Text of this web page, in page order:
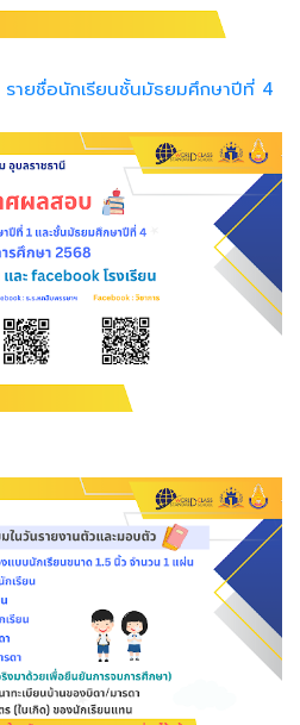
รายชื่อนักเรียนชั้นมัธยมศึกษาปีที่ 4